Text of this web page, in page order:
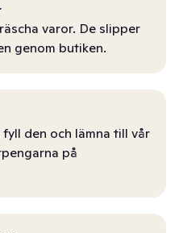
varor. De slipper
genom butiken.
den och lämna till vår
på